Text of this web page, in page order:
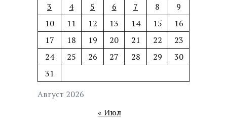
Август 2026
3
4 5 6 7 8
9
10
11 12 13 14 15
16
17
18 19 20 21 22
23
24
25 26 27 28 29
30
31
« Июл